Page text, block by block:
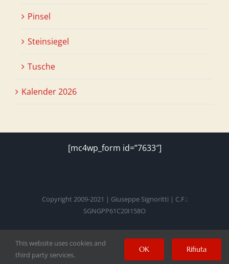
Pinsel
Steinsiegel
Tusche
Kalender 2026
[mc4wp_form id=”7633″]
Copyright 2009-2021 | Giuseppe Signoritti | C.F.:
SGNGPP61C20I158O
Facebook
TwitterInstagram
PinterestYouTube
This website uses cookies and
third party services.
OK Rifiuta